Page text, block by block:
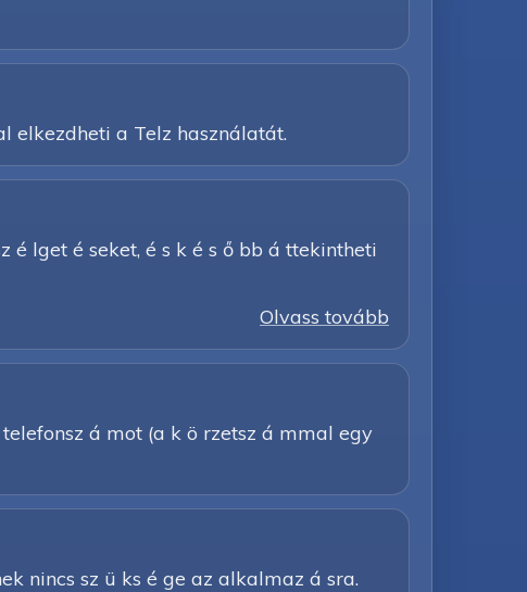
elkezdheti a Telz használatát.
é lget é seket, é s k é s ő bb á ttekintheti
Olvass tovább
á mot (a k ö rzetsz á mmal egy
nincs sz ü ks é ge az alkalmaz á sra.